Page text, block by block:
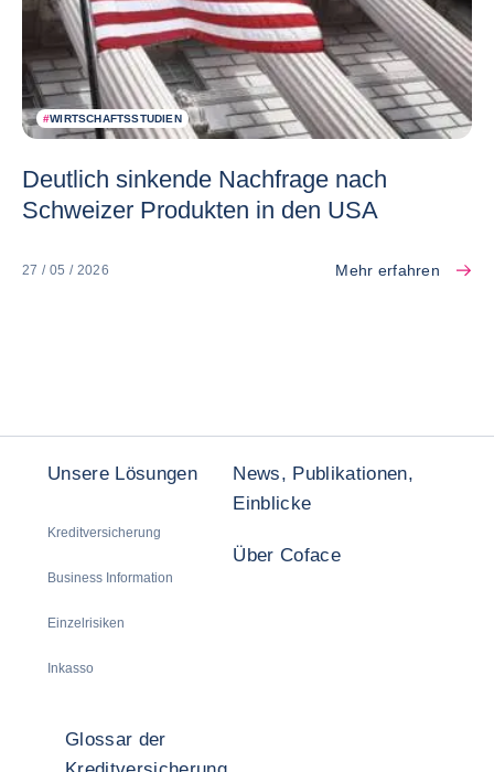
#WIRTSCHAFTSSTUDIEN
Deutlich sinkende Nachfrage nach
Schweizer Produkten in den USA
27 / 05 / 2026 Mehr erfahren
Unsere Lösungen
Kreditversicherung
Business Information
Einzelrisiken
Inkasso
News, Publikationen,
Einblicke
Über Coface
Glossar der